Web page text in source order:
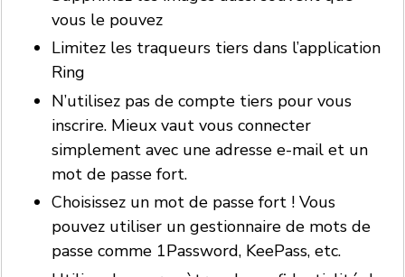
vous le pouvez
Limitez les traqueurs tiers dans l’application
Ring
N’utilisez pas de compte tiers pour vous
inscrire. Mieux vaut vous connecter
simplement avec une adresse e-mail et un
mot de passe fort.
Choisissez un mot de passe fort ! Vous
pouvez utiliser un gestionnaire de mots de
passe comme 1Password, KeePass, etc.